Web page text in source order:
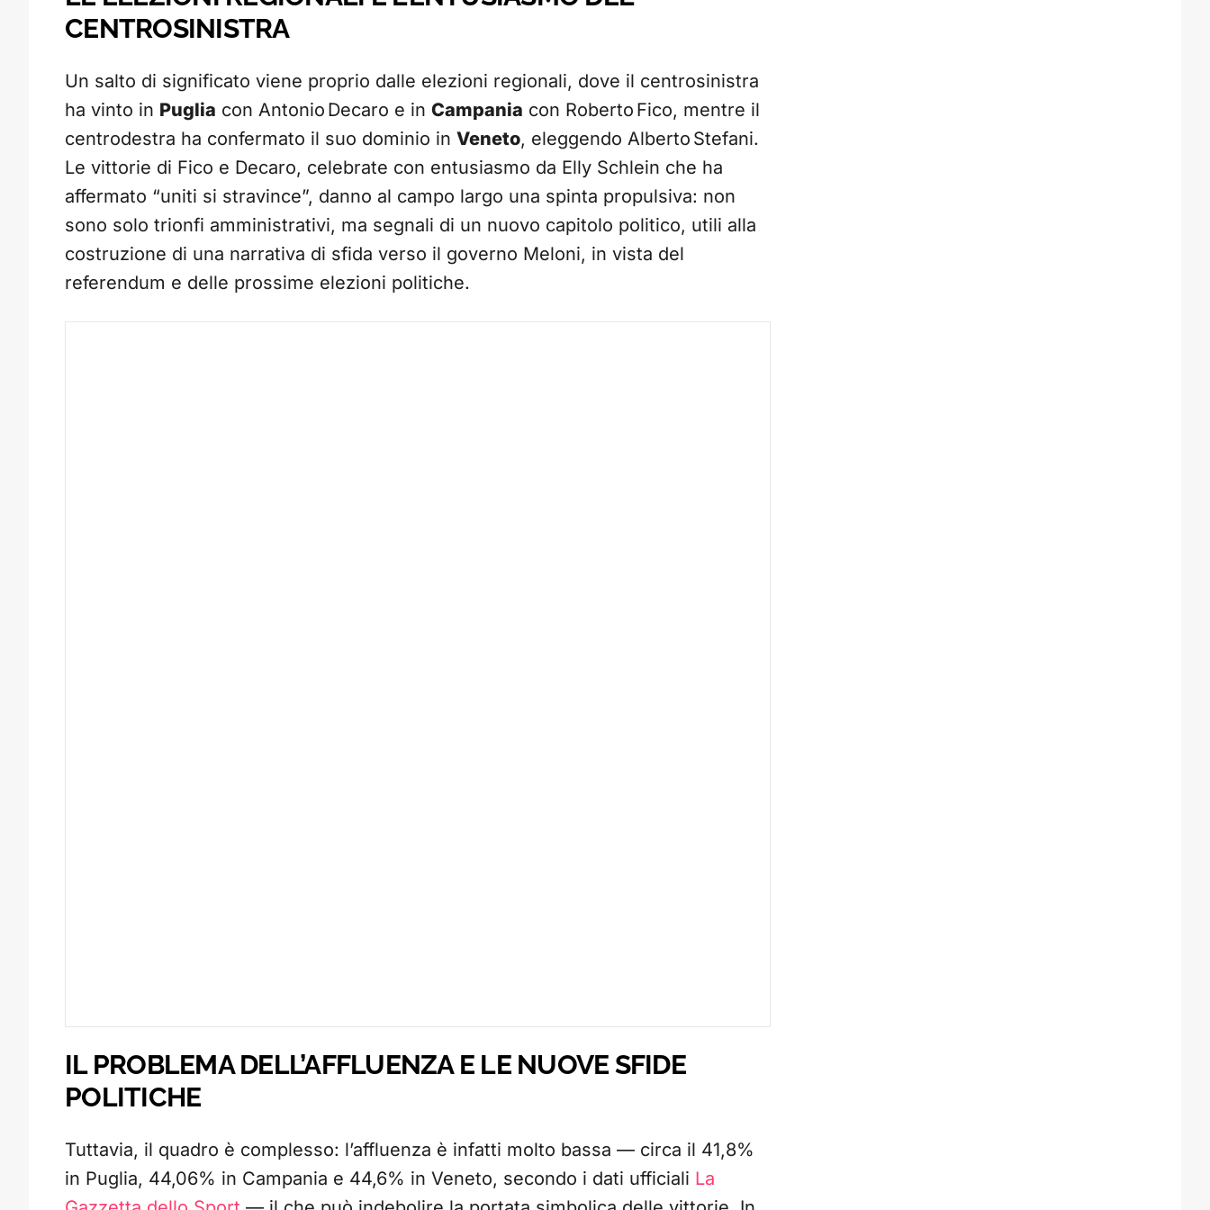
CENTROSINISTRA
Un salto di significato viene proprio dalle elezioni regionali, dove il centrosinistra
ha vinto in Puglia con Antonio Decaro e in Campania con Roberto Fico, mentre il
centrodestra ha confermato il suo dominio in Veneto, eleggendo Alberto Stefani.
Le vittorie di Fico e Decaro, celebrate con entusiasmo da Elly Schlein che ha
affermato “uniti si stravince”, danno al campo largo una spinta propulsiva: non
sono solo trionfi amministrativi, ma segnali di un nuovo capitolo politico, utili alla
costruzione di una narrativa di sfida verso il governo Meloni, in vista del
referendum e delle prossime elezioni politiche.
IL PROBLEMA DELL’AFFLUENZA E LE NUOVE SFIDE
POLITICHE
Tuttavia, il quadro è complesso: l’affluenza è infatti molto bassa — circa il 41,8%
in Puglia, 44,06% in Campania e 44,6% in Veneto, secondo i dati ufficiali La